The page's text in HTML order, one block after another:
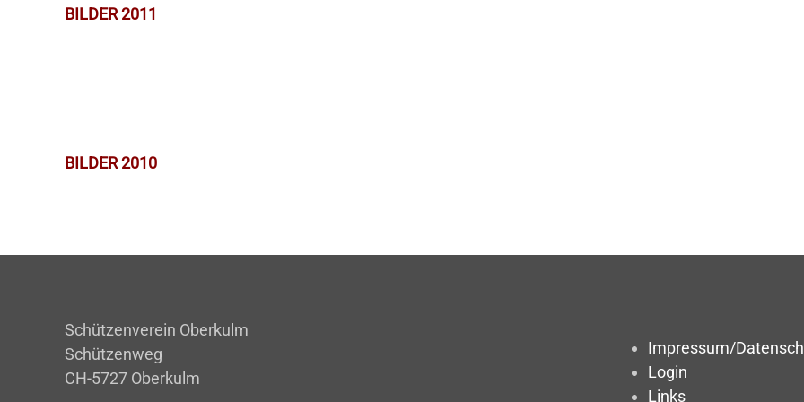
BILDER 2011
BILDER 2010
Schützenverein Oberkulm
Schützenweg
CH-5727 Oberkulm
Impressum/
Login
Links